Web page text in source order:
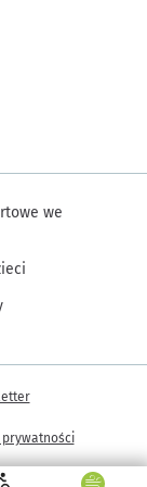
wroclaw.pl
we
prywatności